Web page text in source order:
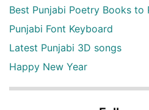
Best Punjabi Poetry Books to
Punjabi Font Keyboard
Latest Punjabi 3D songs
Happy New Year